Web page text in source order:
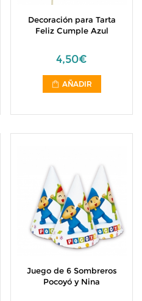
Decoración para Tarta
Feliz Cumple Azul
4,50€
AÑADIR
Juego de 6 Sombreros
Pocoyó y Nina